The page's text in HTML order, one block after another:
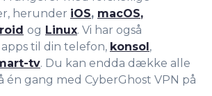
herunder iOS, macOS,
og Linux. Vi har også
til din telefon, konsol ,
tv. Du kan endda dække alle
én gang med CyberGhost VPN på